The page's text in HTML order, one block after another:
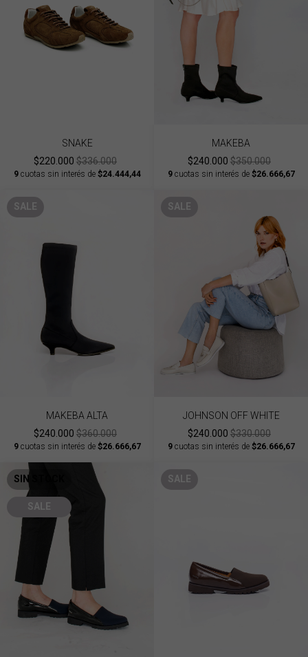
SNAKE
$220.000 $336.000
9cuotas sin interés de $24.444,44
MAKEBA
$240.000 $350.000
9cuotas sin interés de $26.666,67
SALE
MAKEBA ALTA
$240.000 $360.000
9cuotas sin interés de $26.666,67
SALE
JOHNSON OFF WHITE
$240.000 $330.000
9cuotas sin interés de $26.666,67
SIN STOCK
SALE
SALE